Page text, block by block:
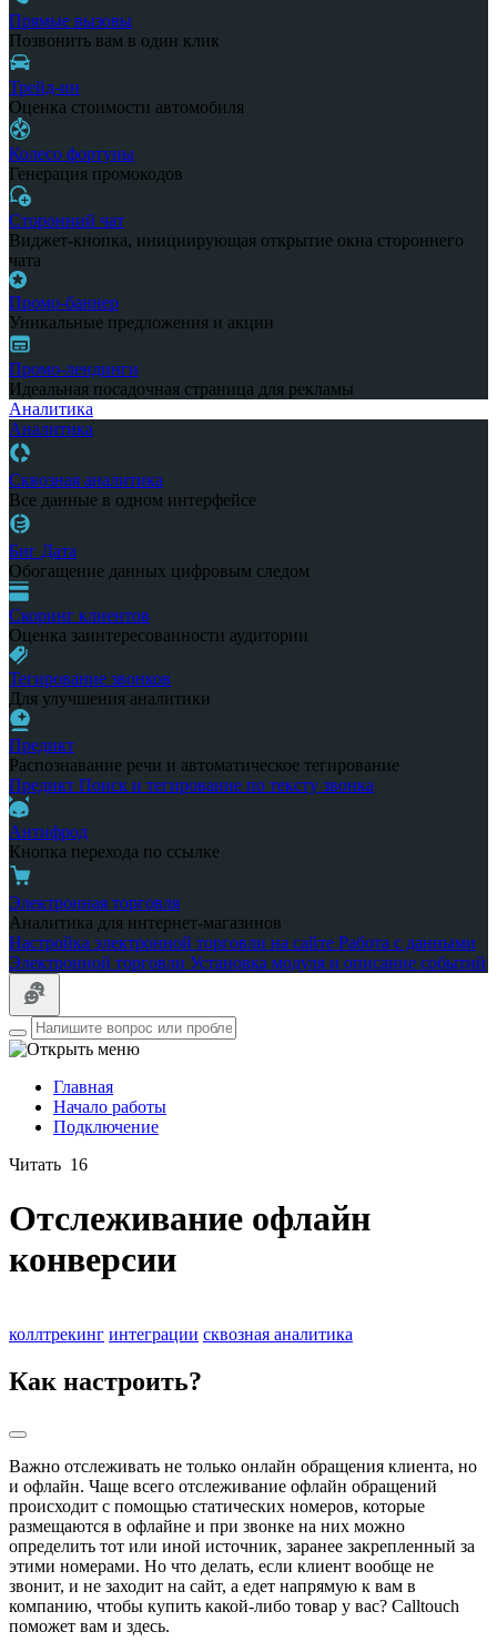
Прямые вызовы
Позвонить вам в один клик
Трейд-ин
Оценка стоимости автомобиля
Колесо фортуны
Генерация промокодов
Сторонний чат
Виджет-кнопка, инициирующая открытие окна стороннего
чата
Промо-баннер
Уникальные предложения и акции
Промо-лендинги
Идеальная посадочная страница для рекламы
Аналитика
Аналитика
Сквозная аналитика
Все данные в одном интерфейсе
Биг Дата
Обогащение данных цифровым следом
Скоринг клиентов
Оценка заинтересованности аудитории
Тегирование звонков
Для улучшения аналитики
Предикт
Распознавание речи и автоматическое тегирование
Предикт Поиск и тегирование по тексту звонка
Антифрод
Кнопка перехода по ссылке
Электронная торговля
Аналитика для интернет-магазинов
Настройка электронной торговли на сайте Работа с данными
Электронной торговли Установка модуля и описание событий
Главная
Начало работы
Подключение
Читать 16
Отслеживание офлайн
конверсии
коллтрекинг интеграции сквозная аналитика
Как настроить?
Важно отслеживать не только онлайн обращения клиента, но
и офлайн. Чаще всего отслеживание офлайн обращений
происходит с помощью статических номеров, которые
размещаются в офлайне и при звонке на них можно
определить тот или иной источник, заранее закрепленный за
этими номерами. Но что делать, если клиент вообще не
звонит, и не заходит на сайт, а едет напрямую к вам в
компанию, чтобы купить какой-либо товар у вас? Calltouch
поможет вам и здесь.